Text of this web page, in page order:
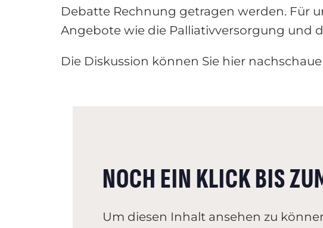
Debatte Rechnung getragen werden. Für
Angebote wie die Palliativversorgung und
Die Diskussion können Sie hier
NOCH EIN KLICK BIS
Um diesen Inhalt ansehen zu